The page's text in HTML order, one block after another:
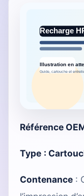
Référence
Type :
Contenance :